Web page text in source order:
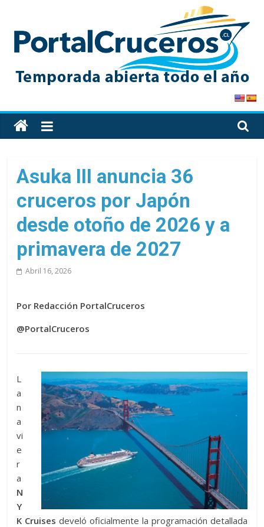
content
PortalCruceros
Toda
la
cruceros
en
solo
Asuka III anuncia 36
cruceros por Japón
desde otoño de 2026 y a
primavera de 2027
Abril 16, 2026
Por Redacción PortalCruceros
@PortalCruceros
L
a
n
a
vi
e
r
a
N
Y
K Cruises develó oficialmente la programación detallada